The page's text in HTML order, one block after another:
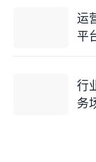
运
平
行
务